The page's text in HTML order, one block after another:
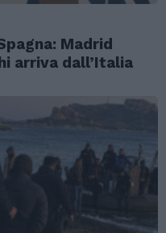
Madrid
arriva dall’Italia